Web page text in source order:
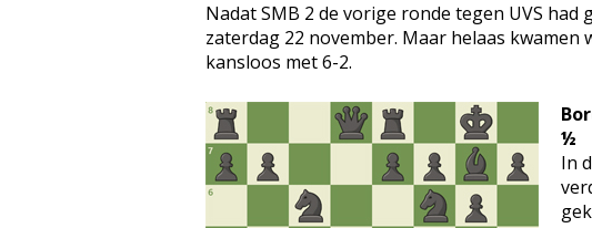
Nadat SMB 2 de vorige ronde tegen UVS
zaterdag 22 november. Maar helaas kwamen
kansloos met 6-2.
½
In